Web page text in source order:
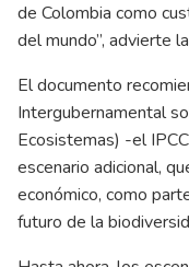
de Colombia como
del mundo”, advierte
El documento
Intergubernamental
Ecosistemas) -el
escenario adicional,
económico, como
futuro de la